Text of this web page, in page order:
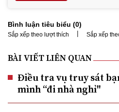
Bình luận tiêu biểu (0)
Sắp xếp theo lượt thích | Sắp xếp
BÀI VIẾT LIÊN QUAN
Điều tra vụ truy sát
mình “đi nhà nghỉ"